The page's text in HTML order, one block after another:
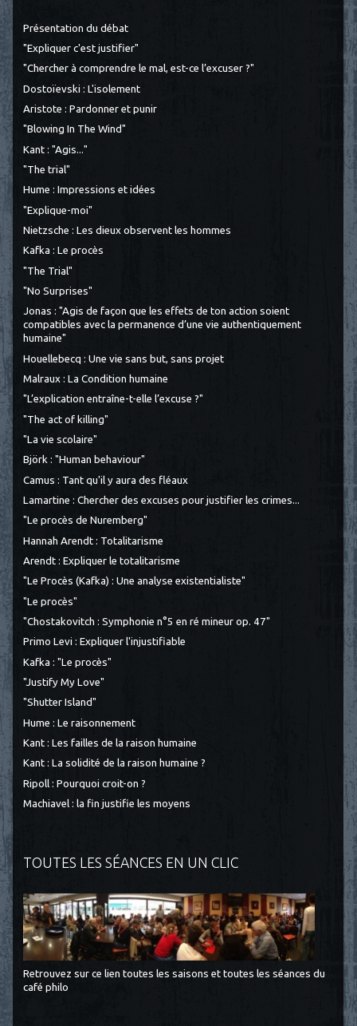
Présentation du débat
"Expliquer c'est justifier"
"Chercher à comprendre le mal, est-ce l’excuser ?"
Dostoïevski : L'isolement
Aristote : Pardonner et punir
"Blowing In The Wind"
Kant : "Agis..."
"The trial"
Hume : Impressions et idées
"Explique-moi"
Nietzsche : Les dieux observent les hommes
Kafka : Le procès
"The Trial"
"No Surprises"
Jonas : "Agis de façon que les effets de ton action soient
compatibles avec la permanence d’une vie authentiquement
humaine"
Houellebecq : Une vie sans but, sans projet
Malraux : La Condition humaine
"L’explication entraîne-t-elle l’excuse ?"
"The act of killing"
"La vie scolaire"
Björk : "Human behaviour"
Camus : Tant qu'il y aura des fléaux
Lamartine : Chercher des excuses pour justifier les crimes...
"Le procès de Nuremberg"
Hannah Arendt : Totalitarisme
Arendt : Expliquer le totalitarisme
"Le Procès (Kafka) : Une analyse existentialiste"
"Le procès"
"Chostakovitch : Symphonie n°5 en ré mineur op. 47"
Primo Levi : Expliquer l'injustifiable
Kafka : "Le procès"
"Justify My Love"
"Shutter Island"
Hume : Le raisonnement
Kant : Les failles de la raison humaine
Kant : La solidité de la raison humaine ?
Ripoll : Pourquoi croit-on ?
Machiavel : la fin justifie les moyens
TOUTES LES SÉANCES EN UN CLIC
Retrouvez sur ce lien toutes les saisons et toutes les séances du
café philo